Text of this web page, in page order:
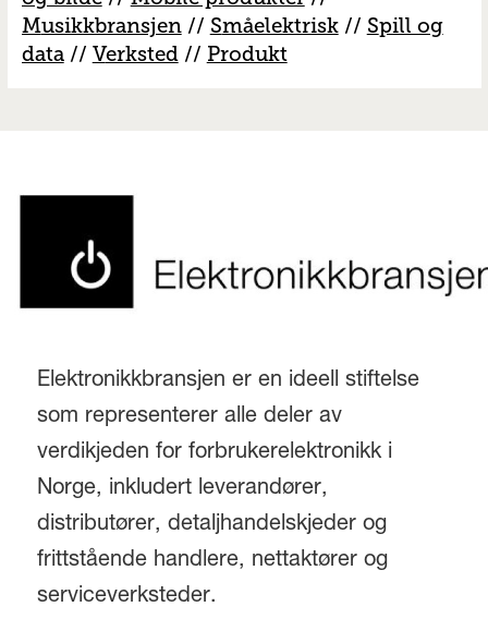
Musikkbransjen// Småelektrisk// Spill og
data// Verksted// Produkt
Elektronikkbransjen er en ideell stiftelse
som representerer alle deler av
verdikjeden for forbrukerelektronikk i
Norge, inkludert leverandører,
distributører, detaljhandelskjeder og
frittstående handlere, nettaktører og
serviceverksteder.